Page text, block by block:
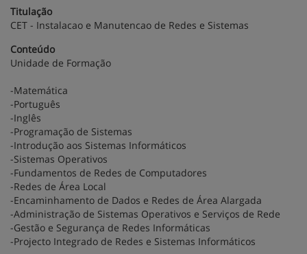
Titulação
CET - Instalacao e Manutencao de Redes e Sistemas
Conteúdo
Unidade de Formação
-Matemática
-Português
-Inglês
-Programação de Sistemas
-Introdução aos Sistemas Informáticos
-Sistemas Operativos
-Fundamentos de Redes de Computadores
-Redes de Área Local
-Encaminhamento de Dados e Redes de Área Alargada
-Administração de Sistemas Operativos e Serviços de Rede
-Gestão e Segurança de Redes Informáticas
-Projecto Integrado de Redes e Sistemas Informáticos